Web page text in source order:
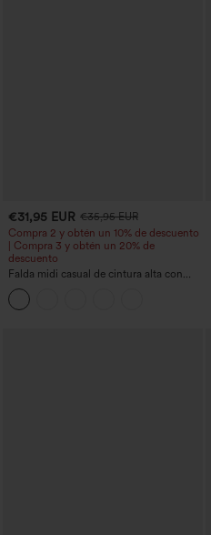
€31,95 EUR €35,95 EUR
Compra 2 y obtén un 10% de descuento
| Compra 3 y obtén un 20% de
descuento
Falda midi casual de cintura alta con
control abdominal, fruncida, bajo curvo,
2 en 1 en forro polar y PU